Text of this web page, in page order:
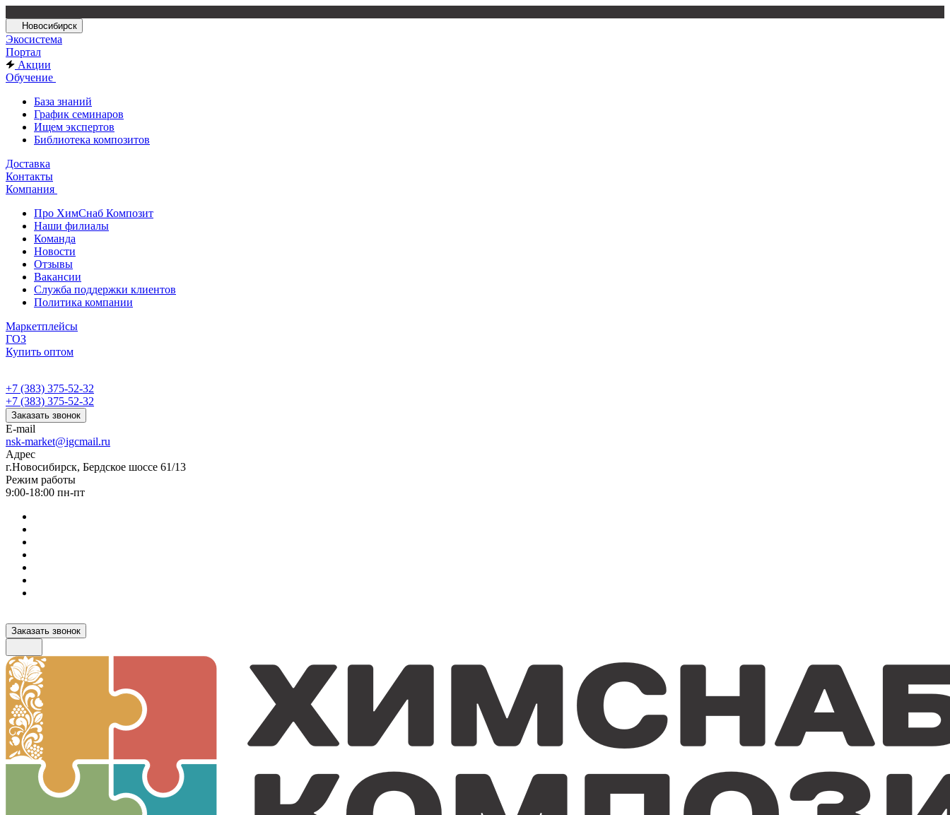
Новосибирск
Экосистема
Портал
Акции
Обучение
База знаний
График семинаров
Ищем экспертов
Библиотека композитов
Доставка
Контакты
Компания
Про ХимСнаб Композит
Наши филиалы
Команда
Новости
Отзывы
Вакансии
Служба поддержки клиентов
Политика компании
Маркетплейсы
ГОЗ
Купить оптом
+7 (383) 375-52-32
+7 (383) 375-52-32
Заказать звонок
E-mail
nsk-market@igcmail.ru
Адрес
г.Новосибирск, Бердское шоссе 61/13
Режим работы
9:00-18:00 пн-пт
Заказать звонок